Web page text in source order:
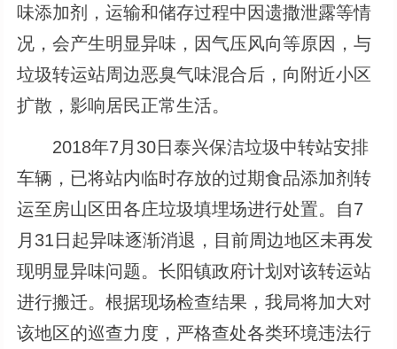
味添加剂，运输和储存过程中因遗撒泄露等情
况，会产生明显异味，因气压风向等原因，与
垃圾转运站周边恶臭气味混合后，向附近小区
扩散，影响居民正常生活。
2018年7月30日泰兴保洁垃圾中转站安排
车辆，已将站内临时存放的过期食品添加剂转
运至房山区田各庄垃圾填埋场进行处置。自7
月31日起异味逐渐消退，目前周边地区未再发
现明显异味问题。长阳镇政府计划对该转运站
进行搬迁。根据现场检查结果，我局将加大对
该地区的巡查力度，严格查处各类环境违法行